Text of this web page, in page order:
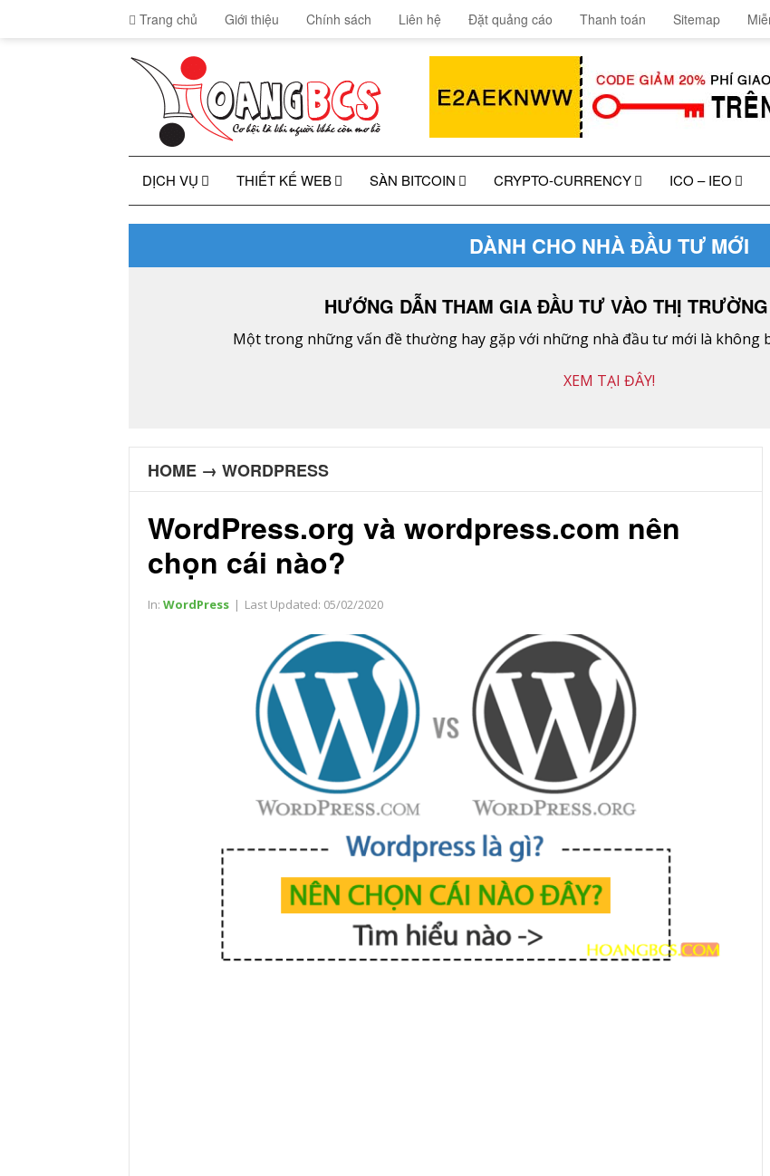
Trang chủ Giới thiệu Chính sách Liên hệ Đặt quảng cáo Thanh toán Sitemap
DỊCH VỤ THIẾT KẾ WEB SÀN BITCOIN CRYPTO-CURRENCY ICO – IEO
DÀNH CHO NHÀ ĐẦU TƯ MỚI
HƯỚNG DẪN THAM GIA ĐẦU TƯ VÀO THỊ
Một trong những vấn đề thường hay gặp với những nhà đầu tư mới là không
XEM TẠI ĐÂY!
HOME → WORDPRESS
WordPress.org và wordpress.com nên
chọn cái nào?
In: WordPress | Last Updated: 05/02/2020